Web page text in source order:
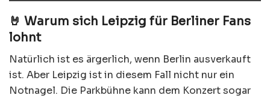
🤘 Warum sich Leipzig für Berliner Fans
lohnt
Natürlich ist es ärgerlich, wenn Berlin ausverkauft
ist. Aber Leipzig ist in diesem Fall nicht nur ein
Notnagel. Die Parkbühne kann dem Konzert sogar